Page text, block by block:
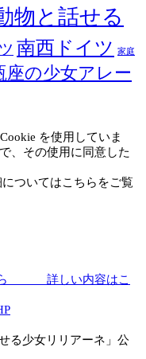
物と話せる
南西ドイツ 家庭
座の少女アレー
を使用していま
、その使用に同意した
ついてはこちらをご覧
詳しい内容はこ
る少女リリアーネ」公